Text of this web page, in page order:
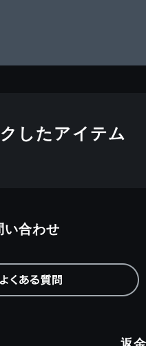
したアイテム
い合わせ